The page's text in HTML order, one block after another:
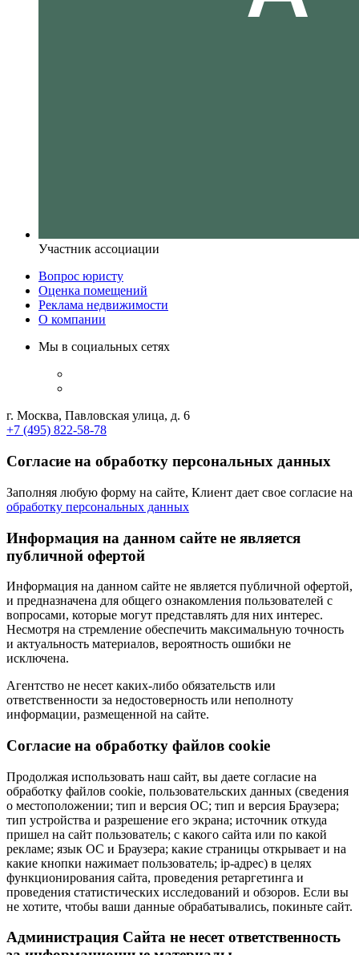
Участник ассоциации
Вопрос юристу
Оценка помещений
Реклама недвижимости
О компании
Мы в социальных сетях
г. Москва, Павловская улица, д. 6
+7 (495) 822-58-78
Согласие на обработку персональных данных
Заполняя любую форму на сайте, Клиент дает свое согласие на
обработку персональных данных
Информация на данном сайте не является
публичной офертой
Информация на данном сайте не является публичной офертой,
и предназначена для общего ознакомления пользователей с
вопросами, которые могут представлять для них интерес.
Несмотря на стремление обеспечить максимальную точность
и актуальность материалов, вероятность ошибки не
исключена.
Агентство не несет каких-либо обязательств или
ответственности за недостоверность или неполноту
информации, размещенной на сайте.
Cогласие на обработку файлов cookie
Продолжая использовать наш сайт, вы даете согласие на
обработку файлов cookie, пользовательских данных (сведения
о местоположении; тип и версия ОС; тип и версия Браузера;
тип устройства и разрешение его экрана; источник откуда
пришел на сайт пользователь; с какого сайта или по какой
рекламе; язык ОС и Браузера; какие страницы открывает и на
какие кнопки нажимает пользователь; ip-адрес) в целях
функционирования сайта, проведения ретаргетинга и
проведения статистических исследований и обзоров. Если вы
не хотите, чтобы ваши данные обрабатывались, покиньте сайт.
Администрация Сайта не несет ответственность